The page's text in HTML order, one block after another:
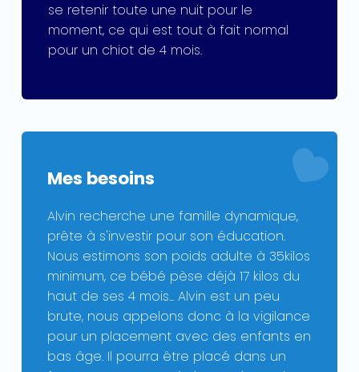
se retenir toute une nuit pour le
moment, ce qui est tout à fait normal
pour un chiot de 4 mois.
Mes besoins
Alvin recherche une famille dynamique,
prête à s'investir pour son éducation.
Nous estimons son poids adulte à 35kilos
minimum, ce bébé pèse déjà 17 kilos du
haut de ses 4 mois... Alvin est un peu
brute, nous appelons donc à la vigilance
pour un placement avec des enfants en
bas âge. Il pourra être placé dans un